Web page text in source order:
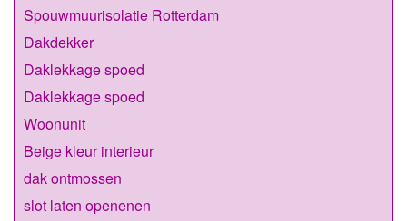
Spouwmuurisolatie Rotterdam
Dakdekker
Daklekkage spoed
Daklekkage spoed
Woonunit
Beige kleur interieur
dak ontmossen
slot laten openenen